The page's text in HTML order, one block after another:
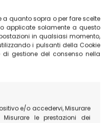
quanto sopra o per fare scelte
applicate solamente a questo
in qualsiasi momento,
i pulsanti della Cookie
gestione del consenso nella
e/o accedervi, Misurare
le prestazioni dei
per il